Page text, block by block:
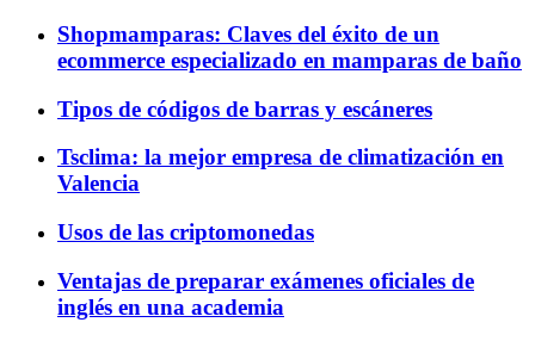
Shopmamparas: Claves del éxito de un
ecommerce especializado en mamparas de baño
Tipos de códigos de barras y escáneres
Tsclima: la mejor empresa de climatización en
Valencia
Usos de las criptomonedas
Ventajas de preparar exámenes oficiales de
inglés en una academia